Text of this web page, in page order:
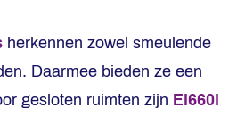
herkennen zowel smeulende
Daarmee bieden ze een
gesloten ruimten zijn Ei660i